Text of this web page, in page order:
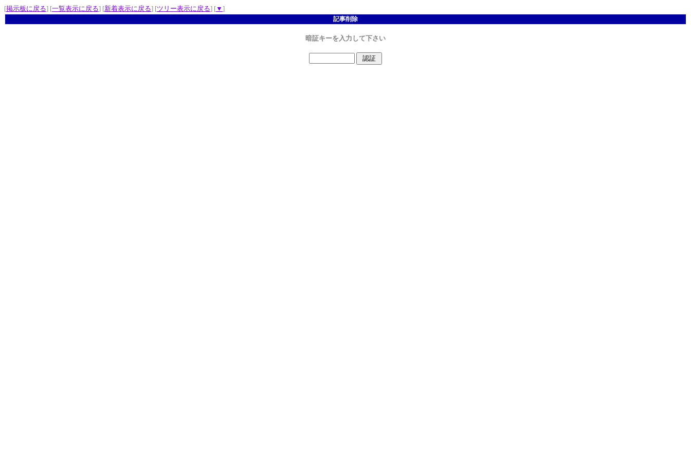
[掲示板に戻る] [一覧表示に戻る] [新着表示に戻る] [ツリー表示に戻る] [▼ ]
記事削除
暗証キーを入力して下さい